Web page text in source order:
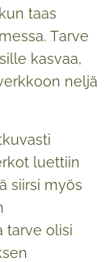
taas
Tarve
kasvaa,
neljä
luettiin
siirsi myös
tarve olisi